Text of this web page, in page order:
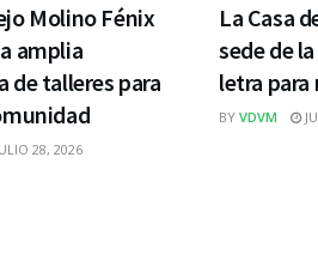
Molino Fénix
amplia
de talleres para
28, 2026
La Casa
sede de
letra para
BY VDVM